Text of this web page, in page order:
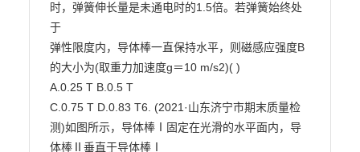
时，弹簧伸长量是未通电时的1.5倍。若弹簧始终处
于
弹性限度内，导体棒一直保持水平，则磁感应强度B
的大小为(取重力加速度g＝10 m/s2)( )
A.0.25 T B.0.5 T
C.0.75 T D.0.83 T6. (2021·山东济宁市期末质量检
测)如图所示，导体棒Ⅰ固定在光滑的水平面内，导
体棒Ⅱ垂直于导体棒Ⅰ